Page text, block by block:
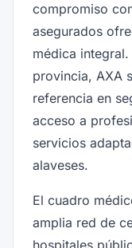
compromiso
asegurados
médica
provincia, AXA
referencia en
acceso a
servicios
alaveses.
El cuadro
amplia red de
hospitales